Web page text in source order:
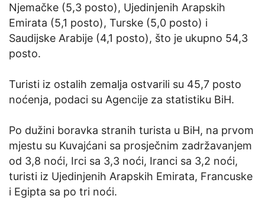
Njemačke (5,3 posto), Ujedinjenih Arapskih
Emirata (5,1 posto), Turske (5,0 posto) i
Saudijske Arabije (4,1 posto), što je ukupno 54,3
posto.
Turisti iz ostalih zemalja ostvarili su 45,7 posto
noćenja, podaci su Agencije za statistiku BiH.
Po dužini boravka stranih turista u BiH, na prvom
mjestu su Kuvajćani sa prosječnim zadržavanjem
od 3,8 noći, Irci sa 3,3 noći, Iranci sa 3,2 noći,
turisti iz Ujedinjenih Arapskih Emirata, Francuske
i Egipta sa po tri noći.